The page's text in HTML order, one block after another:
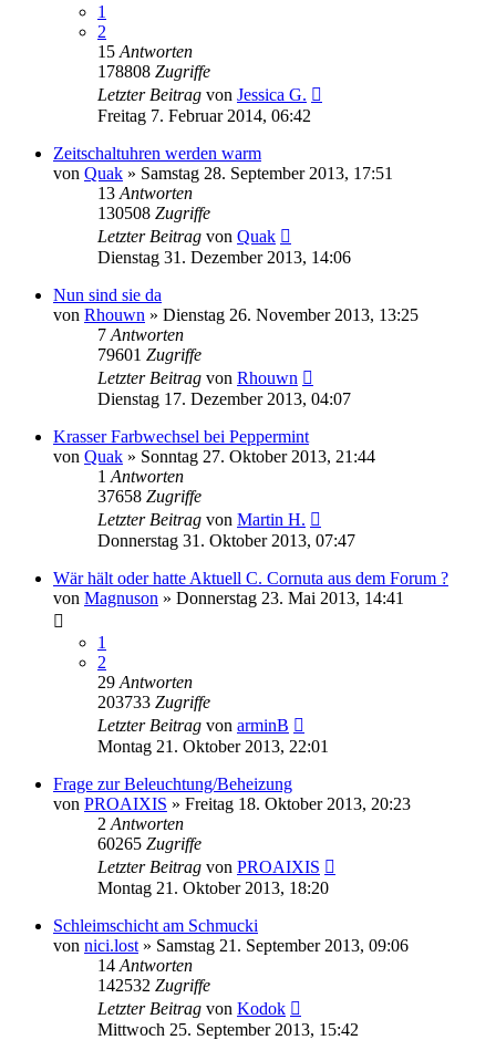
1
2
15 Antworten
178808 Zugriffe
Letzter Beitrag von Jessica G.
Freitag 7. Februar 2014, 06:42
Zeitschaltuhren werden warm
von Quak » Samstag 28. September 2013, 17:51
13 Antworten
130508 Zugriffe
Letzter Beitrag von Quak
Dienstag 31. Dezember 2013, 14:06
Nun sind sie da
von Rhouwn » Dienstag 26. November 2013, 13:25
7 Antworten
79601 Zugriffe
Letzter Beitrag von Rhouwn
Dienstag 17. Dezember 2013, 04:07
Krasser Farbwechsel bei Peppermint
von Quak » Sonntag 27. Oktober 2013, 21:44
1 Antworten
37658 Zugriffe
Letzter Beitrag von Martin H.
Donnerstag 31. Oktober 2013, 07:47
Wär hält oder hatte Aktuell C. Cornuta aus dem Forum ?
von Magnuson » Donnerstag 23. Mai 2013, 14:41
1
2
29 Antworten
203733 Zugriffe
Letzter Beitrag von arminB
Montag 21. Oktober 2013, 22:01
Frage zur Beleuchtung/Beheizung
von PROAIXIS » Freitag 18. Oktober 2013, 20:23
2 Antworten
60265 Zugriffe
Letzter Beitrag von PROAIXIS
Montag 21. Oktober 2013, 18:20
Schleimschicht am Schmucki
von nici.lost » Samstag 21. September 2013, 09:06
14 Antworten
142532 Zugriffe
Letzter Beitrag von Kodok
Mittwoch 25. September 2013, 15:42